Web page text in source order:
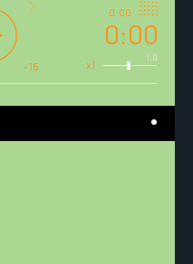
0:00
0:00
1.0
x1
+15